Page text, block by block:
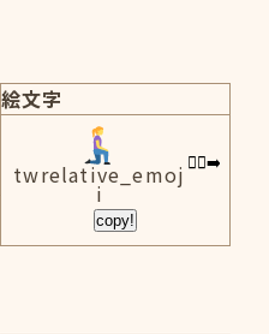
絵文字
twrelative_emoj
i
copy!